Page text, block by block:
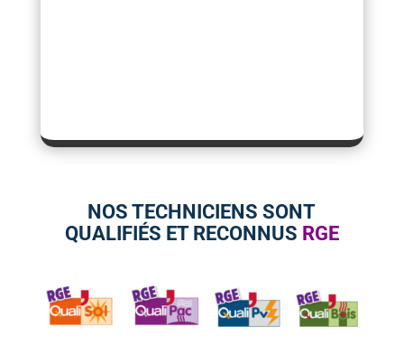
NOS TECHNICIENS SONT
QUALIFIÉS ET RECONNUS RGE